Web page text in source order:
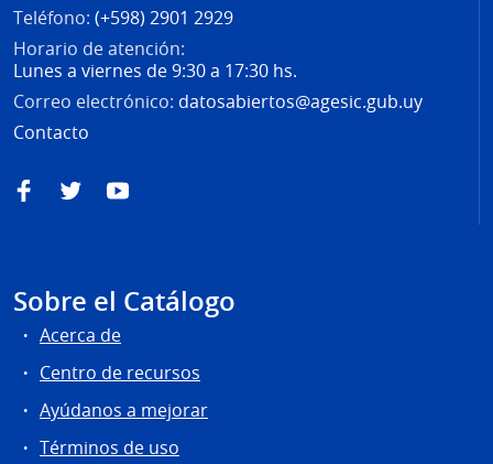
Teléfono: (+598) 2901 2929
Horario de atención:
Lunes a viernes de 9:30 a 17:30 hs.
Correo electrónico: datosabiertos@agesic.gub.uy
Contacto
FacebookTwitterYouTube
Sobre el Catálogo
Acerca de
Centro de recursos
Ayúdanos a mejorar
Términos de uso